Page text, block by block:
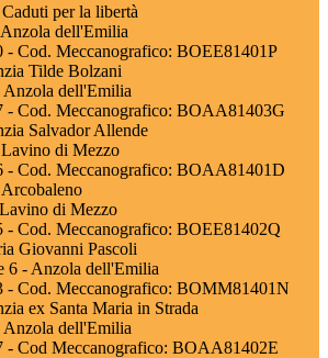
per la libertà
dell'Emilia
- Cod. Meccanografico: BOEE81401P
Tilde Bolzani
dell'Emilia
- Cod. Meccanografico: BOAA81403G
Salvador Allende
di Mezzo
- Cod. Meccanografico: BOAA81401D
di Mezzo
- Cod. Meccanografico: BOEE81402Q
Giovanni Pascoli
- Anzola dell'Emilia
- Cod. Meccanografico: BOMM81401N
ex Santa Maria in Strada
dell'Emilia
- Cod Meccanografico: BOAA81402E